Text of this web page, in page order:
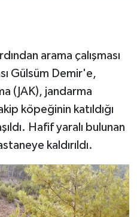
arama çalışması
Gülsüm Demir'e,
(JAK), jandarma
köpeğinin katıldığı
Hafif yaralı bulunan
kaldırıldı.